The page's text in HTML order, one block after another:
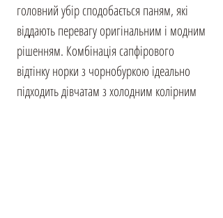
головний убір сподобається паням, які
віддають перевагу оригінальним і модним
рішенням. Комбінація сапфірового
відтінку норки з чорнобуркою ідеально
підходить дівчатам з холодним колірним